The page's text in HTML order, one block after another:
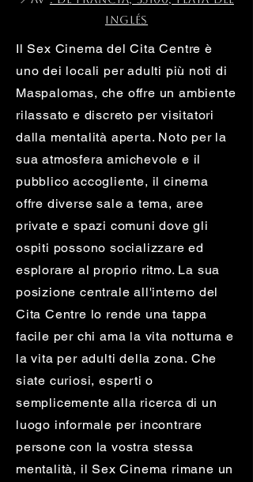
Inglés
Il Sex Cinema del Cita Centre è
uno dei locali per adulti più noti di
Maspalomas, che offre un ambiente
rilassato e discreto per visitatori
dalla mentalità aperta. Noto per la
sua atmosfera amichevole e il
pubblico accogliente, il cinema
offre diverse sale a tema, aree
private e spazi comuni dove gli
ospiti possono socializzare ed
esplorare al proprio ritmo. La sua
posizione centrale all'interno del
Cita Centre lo rende una tappa
facile per chi ama la vita notturna e
la vita per adulti della zona. Che
siate curiosi, esperti o
semplicemente alla ricerca di un
luogo informale per incontrare
persone con la vostra stessa
mentalità, il Sex Cinema rimane un